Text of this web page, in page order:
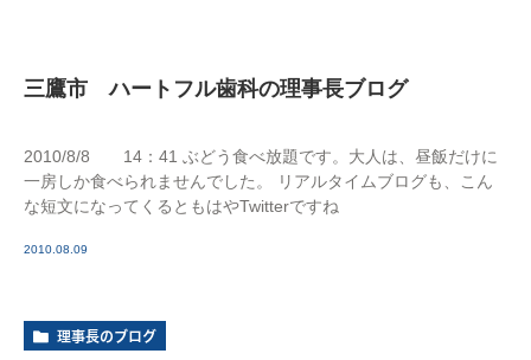
三鷹市 ハートフル歯科の理事長ブログ
2010/8/8 14：41 ぶどう食べ放題です。大人は、昼飯だけに
一房しか食べられませんでした。 リアルタイムブログも、こん
な短文になってくるともはやTwitterですね
2010.08.09
理事長のブログ